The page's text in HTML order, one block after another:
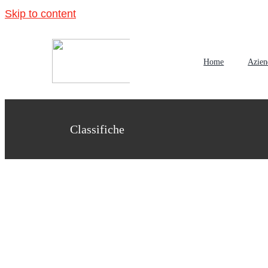
Skip to content
Home
Classifiche